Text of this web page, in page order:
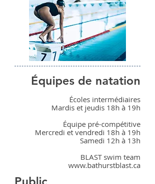
Équipes de natation
Écoles intermédiaires
Mardis et jeudis 18h à 19h
Équipe pré-compétitive
Mercredi et vendredi 18h à 19h
Samedi 12h à 13h
BLAST swim team
www.bathurstblast.ca